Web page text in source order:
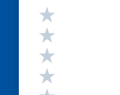
Valutazione